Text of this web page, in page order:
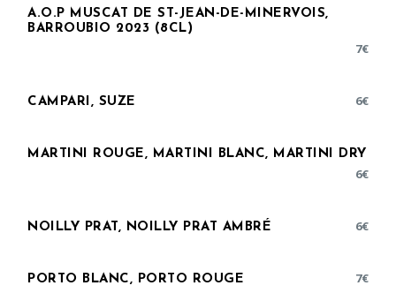
A.O.P MUSCAT DE ST-JEAN-DE-MINERVOIS,
BARROUBIO 2023 (8CL)
7€
CAMPARI, SUZE 6€
MARTINI ROUGE, MARTINI BLANC, MARTINI DRY
6€
NOILLY PRAT, NOILLY PRAT AMBRÉ 6€
PORTO BLANC, PORTO ROUGE 7€